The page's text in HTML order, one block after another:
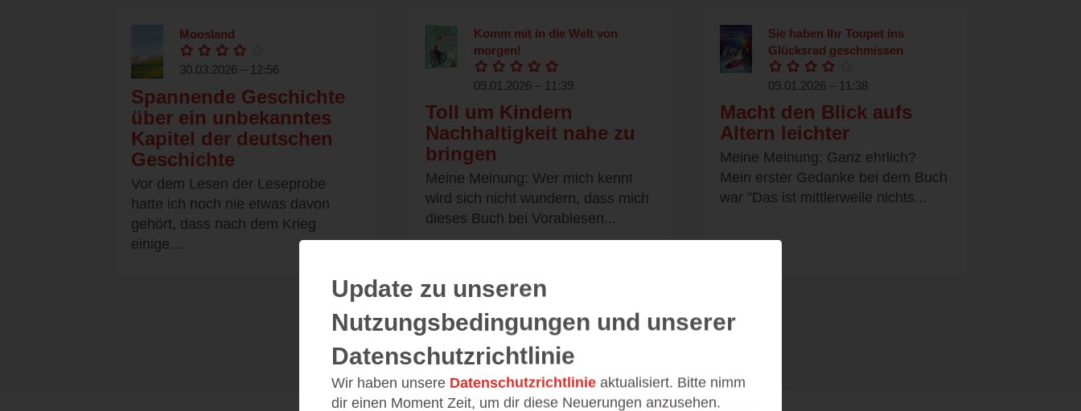
Moosland
30.03.2026 – 12:56
Spannende Geschichte
über ein unbekanntes
Kapitel der deutschen
Geschichte
Vor dem Lesen der Leseprobe
hatte ich noch nie etwas davon
gehört, dass nach dem Krieg
einige...
Komm mit in die Welt von
morgen!
09.01.2026 – 11:39
Toll um Kindern
Nachhaltigkeit nahe zu
bringen
Meine Meinung: Wer mich kennt
wird sich nicht wundern, dass mich
dieses Buch bei Vorablesen...
Sie haben Ihr Toupet ins
Glücksrad geschmissen
09.01.2026 – 11:38
Macht den Blick aufs
Altern leichter
Meine Meinung: Ganz ehrlich?
Mein erster Gedanke bei dem Buch
war "Das ist mittlerweile nichts...
Alle 145 Rezensionen anzeigen
Update zu unseren
Nutzungsbedingungen und unserer
Datenschutzrichtlinie
Wir haben unsere Datenschutzrichtlinie aktualisiert. Bitte nimm
dir einen Moment Zeit, um dir diese Neuerungen anzusehen.